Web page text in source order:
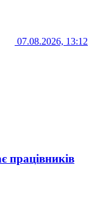
07.08.2026, 13:12
працівників